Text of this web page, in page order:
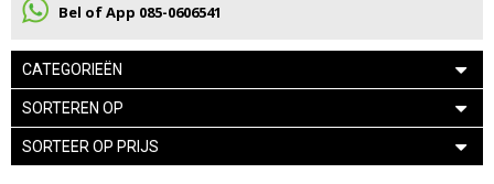
Bel of App 085-0606541
CATEGORIEËN
SORTEREN OP
SORTEER OP PRIJS